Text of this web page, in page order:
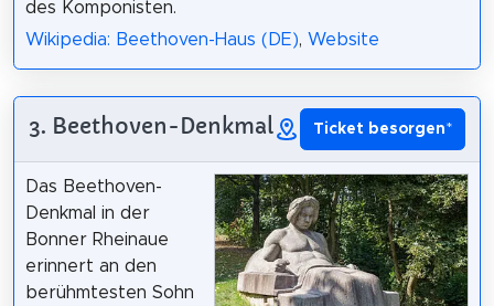
des Komponisten.
Wikipedia: Beethoven-Haus (DE), Website
3. Beethoven-Denkmal Ticket besorgen*
Das Beethoven-
Denkmal in der
Bonner Rheinaue
erinnert an den
berühmtesten Sohn